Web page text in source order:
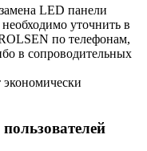
LED панели
уточнить в
по телефонам,
в сопроводительных